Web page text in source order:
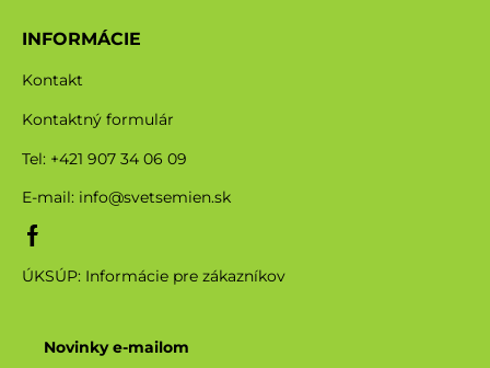
INFORMÁCIE
Kontakt
Kontaktný formulár
Tel: +421 907 34 06 09
E-mail: info@svetsemien.sk
ÚKSÚP: Informácie pre zákazníkov
Novinky e-mailom